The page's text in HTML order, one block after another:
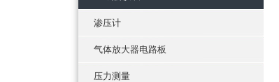
渗压计
气体放大器电路板
压力测量